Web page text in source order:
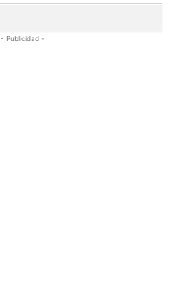
- Publicidad -